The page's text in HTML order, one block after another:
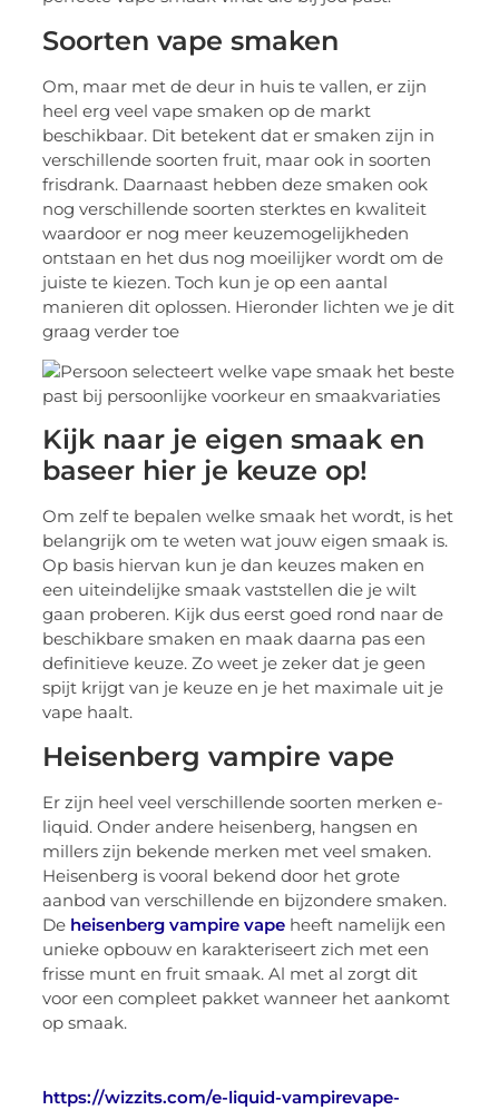
Soorten vape smaken
Om, maar met de deur in huis te vallen, er zijn
heel erg veel vape smaken op de markt
beschikbaar. Dit betekent dat er smaken zijn in
verschillende soorten fruit, maar ook in soorten
frisdrank. Daarnaast hebben deze smaken ook
nog verschillende soorten sterktes en kwaliteit
waardoor er nog meer keuzemogelijkheden
ontstaan en het dus nog moeilijker wordt om de
juiste te kiezen. Toch kun je op een aantal
manieren dit oplossen. Hieronder lichten we je dit
graag verder toe
Kijk naar je eigen smaak en
baseer hier je keuze op!
Om zelf te bepalen welke smaak het wordt, is het
belangrijk om te weten wat jouw eigen smaak is.
Op basis hiervan kun je dan keuzes maken en
een uiteindelijke smaak vaststellen die je wilt
gaan proberen. Kijk dus eerst goed rond naar de
beschikbare smaken en maak daarna pas een
definitieve keuze. Zo weet je zeker dat je geen
spijt krijgt van je keuze en je het maximale uit je
vape haalt.
Heisenberg vampire vape
Er zijn heel veel verschillende soorten merken e-
liquid. Onder andere heisenberg, hangsen en
millers zijn bekende merken met veel smaken.
Heisenberg is vooral bekend door het grote
aanbod van verschillende en bijzondere smaken.
De heisenberg vampire vape heeft namelijk een
unieke opbouw en karakteriseert zich met een
frisse munt en fruit smaak. Al met al zorgt dit
voor een compleet pakket wanneer het aankomt
op smaak.
https://wizzits.com/e-liquid-vampirevape-